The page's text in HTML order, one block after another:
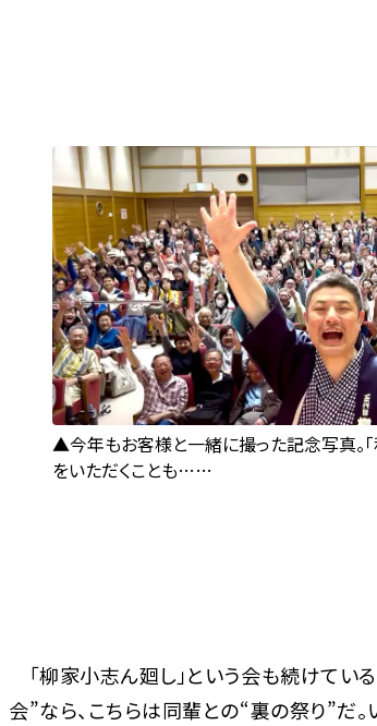
今年もお客様と一緒に撮った記念写真。
をいただくことも……
「柳家小志ん廻し」という会も続けてい
会”なら、こちらは同輩との“裏の祭り”だ